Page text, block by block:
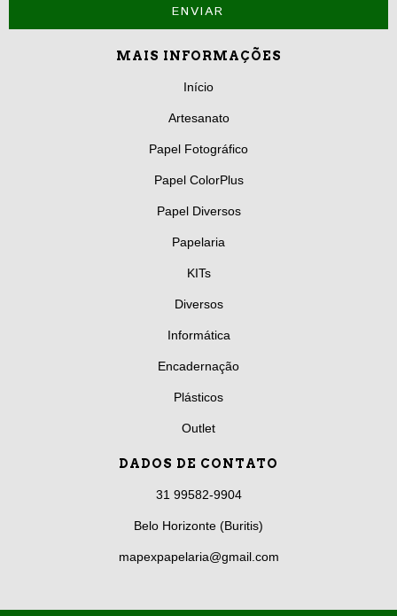
MAIS INFORMAÇÕES
Início
Artesanato
Papel Fotográfico
Papel ColorPlus
Papel Diversos
Papelaria
KITs
Diversos
Informática
Encadernação
Plásticos
Outlet
DADOS DE CONTATO
31 99582-9904
Belo Horizonte (Buritis)
mapexpapelaria@gmail.com